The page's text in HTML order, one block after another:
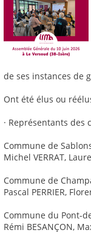
de ses instances de
Ont été élus ou
· Représentants des
Commune de
Michel VERRAT,
Commune de
Pascal PERRIER,
Commune du Pont-
Rémi BESANÇON,